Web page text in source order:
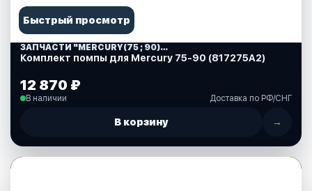
Быстрый просмотр
ЗАПЧАСТИ "MERCURY(75 ; 90)" США (10)
Комплект помпы для Mercury 75-90 (817275A2)
12 870 ₽
В наличии Доставка по РФ/СНГ
В корзину →